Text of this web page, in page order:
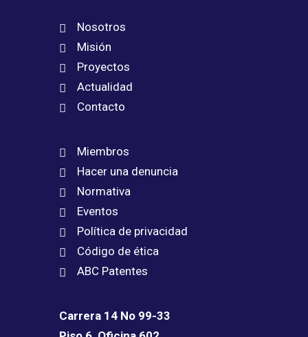
Nosotros
Misión
Proyectos
Actualidad
Contacto
Miembros
Hacer una denuncia
Normativa
Eventos
Política de privacidad
Código de ética
ABC Patentes
Carrera 14 No 99-33